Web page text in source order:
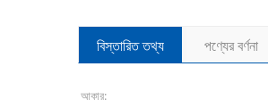
বিস্তারিত তথ্য পণ্যের বর্ণনা
আকার: